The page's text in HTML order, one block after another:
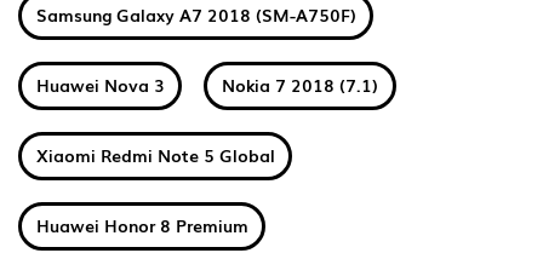
Samsung Galaxy A7 2018 (SM-A750F)
Huawei Nova 3 Nokia 7 2018 (7.1)
Xiaomi Redmi Note 5 Global
Huawei Honor 8 Premium